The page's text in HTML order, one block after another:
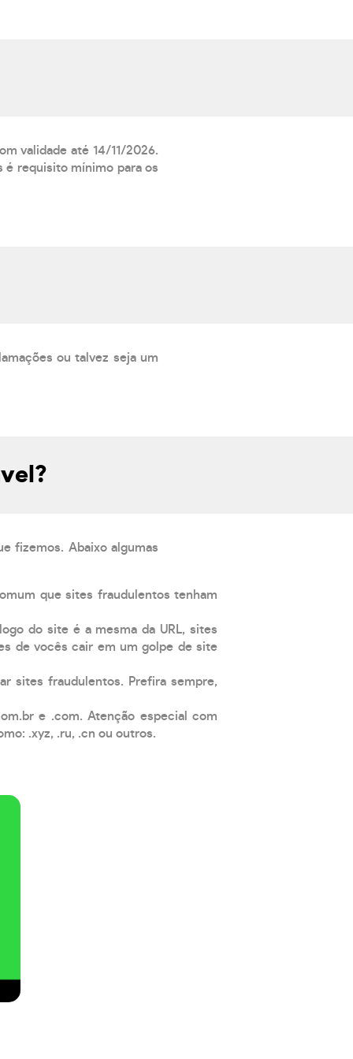
validade até 14/11/2026.
é requisito mínimo para os
ou talvez seja um
fizemos. Abaixo algumas
que sites fraudulentos tenham
do site é a mesma da URL, sites
de vocês cair em um golpe de site
sites fraudulentos. Prefira sempre,
e .com. Atenção especial com
.xyz, .ru, .cn ou outros.